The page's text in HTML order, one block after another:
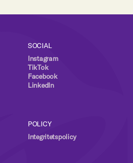
SOCIAL
Instagram
TikTok
Facebook
LinkedIn
POLICY
Integritetspolicy